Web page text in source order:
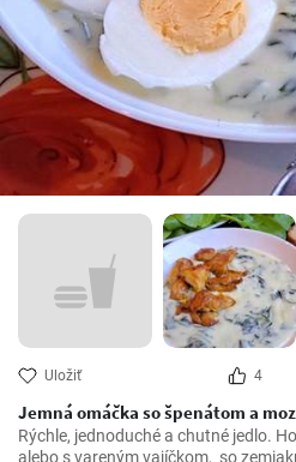
Uložiť 4
Jemná omáčka so špenátom a
Rýchle, jednoduché a chutné jedlo.
alebo s vareným vajíčkom,  so